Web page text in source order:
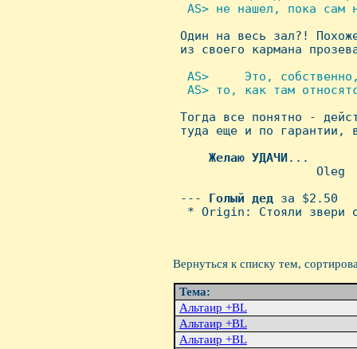
AS> не нашел, пока сам
Один на весь зал?!
из своего каpмана
AS>     Это,
AS> то, как там
Тогда все понятно -
тyда еще и по гаpантии,
Желаю УДАЧИ...
                    Oleg
--- Голый дед за $2.50
* Origin: Стояли звеpи
Вернуться к списку тем,
Тема:
Альтаир +BL
Альтаиp +BL
Альтаиp +BL